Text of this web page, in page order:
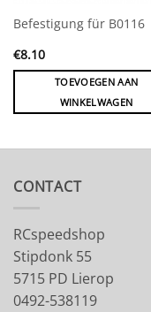
Befestigung für B0116
€8.10
TOEVOEGEN AAN
WINKELWAGEN
CONTACT
RCspeedshop
Stipdonk 55
5715 PD Lierop
0492-538119